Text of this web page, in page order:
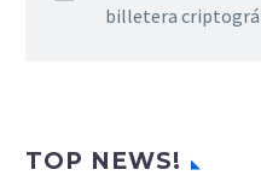
billetera
TOP NEWS!